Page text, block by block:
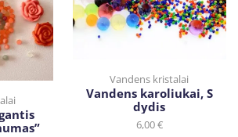
Vandens kristalai
Vandens karoliukai, S
dydis
6,00€